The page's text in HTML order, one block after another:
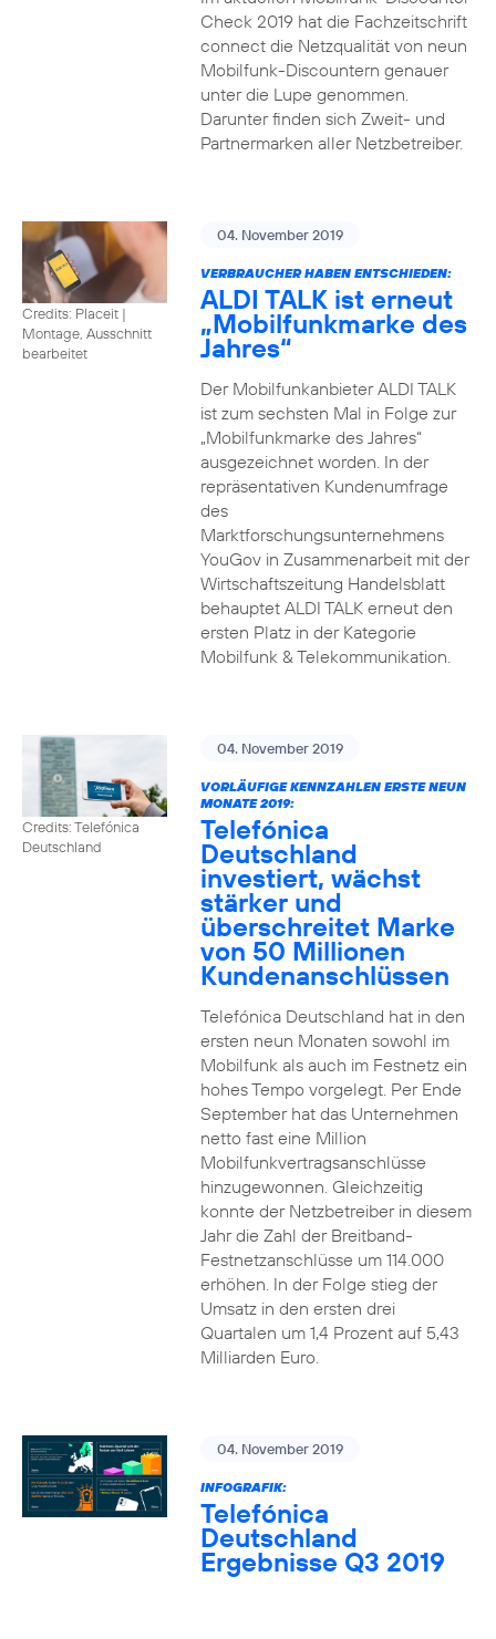
Check 2019 hat die Fachzeitschrift
connect die Netzqualität von neun
Mobilfunk-Discountern genauer
unter die Lupe genommen.
Darunter finden sich Zweit- und
Partnermarken aller Netzbetreiber.
Credits: Placeit |
Montage, Ausschnitt
bearbeitet
04. November 2019
VERBRAUCHER HABEN ENTSCHIEDEN:
ALDI TALK ist erneut
„Mobilfunkmarke des
Jahres“
Der Mobilfunkanbieter ALDI TALK
ist zum sechsten Mal in Folge zur
„Mobilfunkmarke des Jahres“
ausgezeichnet worden. In der
repräsentativen Kundenumfrage
des
Marktforschungsunternehmens
YouGov in Zusammenarbeit mit der
Wirtschaftszeitung Handelsblatt
behauptet ALDI TALK erneut den
ersten Platz in der Kategorie
Mobilfunk & Telekommunikation.
Credits: Telefónica
Deutschland
04. November 2019
VORLÄUFIGE KENNZAHLEN ERSTE NEUN
MONATE 2019:
Telefónica
Deutschland
investiert, wächst
stärker und
überschreitet Marke
von 50 Millionen
Kundenanschlüssen
Telefónica Deutschland hat in den
ersten neun Monaten sowohl im
Mobilfunk als auch im Festnetz ein
hohes Tempo vorgelegt. Per Ende
September hat das Unternehmen
netto fast eine Million
Mobilfunkvertragsanschlüsse
hinzugewonnen. Gleichzeitig
konnte der Netzbetreiber in diesem
Jahr die Zahl der Breitband-
Festnetzanschlüsse um 114.000
erhöhen. In der Folge stieg der
Umsatz in den ersten drei
Quartalen um 1,4 Prozent auf 5,43
Milliarden Euro.
04. November 2019
INFOGRAFIK:
Telefónica
Deutschland
Ergebnisse Q3 2019